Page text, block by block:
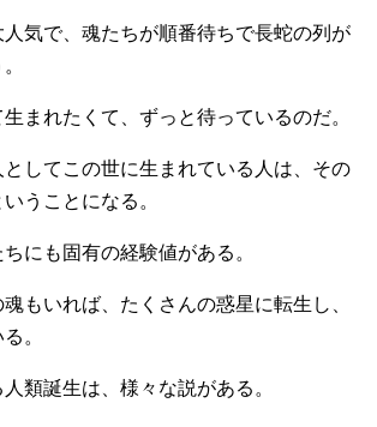
気で、魂たちが順番待ちで長蛇の列が
まれたくて、ずっと待っているのだ。
してこの世に生まれている人は、その
うことになる。
にも固有の経験値がある。
もいれば、たくさんの惑星に転生し、
。
類誕生は、様々な説がある。